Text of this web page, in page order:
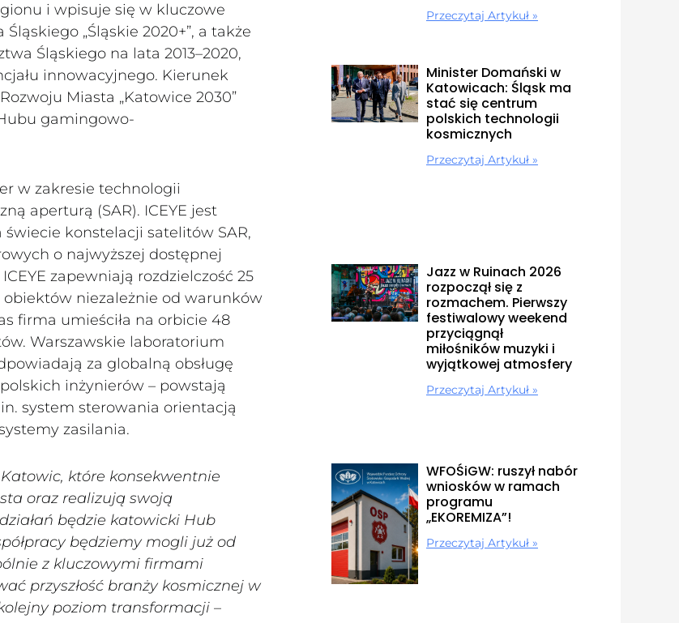
i wpisuje się w kluczowe
„Śląskie 2020+”, a także
Śląskiego na lata 2013–2020,
innowacyjnego. Kierunek
Miasta „Katowice 2030”
gamingowo-
w zakresie technologii
aperturą (SAR). ICEYE jest
konstelacji satelitów SAR,
o najwyższej dostępnej
zapewniają rozdzielczość 25
niezależnie od warunków
firma umieściła na orbicie 48
Warszawskie laboratorium
za globalną obsługę
inżynierów – powstają
system sterowania orientacją
zasilania.
które konsekwentnie
oraz realizują swoją
będzie katowicki Hub
będziemy mogli już od
z kluczowymi firmami
przyszłość branży kosmicznej w
poziom transformacji–
Przeczytaj Artykuł »
Minister Domański w
Katowicach: Śląsk ma
stać się centrum
polskich technologii
kosmicznych
Przeczytaj Artykuł »
Jazz w Ruinach 2026
rozpoczął się z
rozmachem. Pierwszy
festiwalowy weekend
przyciągnął
miłośników muzyki i
wyjątkowej atmosfery
Przeczytaj Artykuł »
WFOŚiGW: ruszył nabór
wniosków w ramach
programu
„EKOREMIZA”!
Przeczytaj Artykuł »